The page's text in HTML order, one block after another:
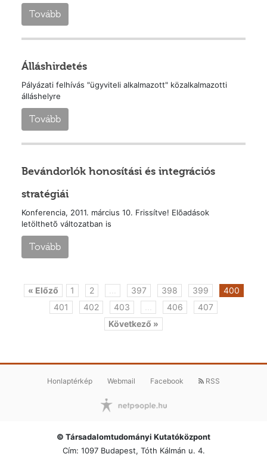
Tovább
Álláshirdetés
Pályázati felhívás "ügyviteli alkalmazott" közalkalmazotti
álláshelyre
Tovább
Bevándorlók honosítási és integrációs
stratégiái
Konferencia, 2011. március 10. Frissítve! Elõadások
letölthetõ változatban is
Tovább
« Előző 1 2 397 398 399
400
401
402 403 406
407
Következő »
Honlaptérkép Webmail Facebook RSS
© Társadalomtudományi Kutatóközpont
Cím: 1097 Budapest, Tóth Kálmán u. 4.